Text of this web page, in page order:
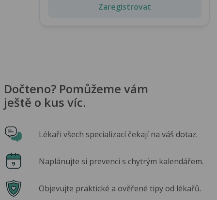
Zaregistrovat
Dočteno? Pomůžeme vám
ještě o kus víc.
Lékaři všech specializací čekají na váš dotaz.
Naplánujte si prevenci s chytrým kalendářem.
Objevujte praktické a ověřené tipy od lékařů.